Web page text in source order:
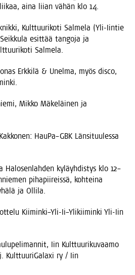
aina lii­an vähän klo 14.
Kult­tuu­ri­ko­ti Sal­me­la (Yli-Iin­tie
esit­tää tan­go­ja ja
Salmela.
Erk­ki­lä & Unel­ma, myös disco,
Mik­ko Mäke­läi­nen ja
HauPa–GBK Län­si­tuu­les­sa
Halo­sen­lah­den kyläyh­dis­tys klo 12–
piha­pii­reis­sä, koh­tei­na
ja Ollila.
Kiiminki–Yli-Ii–Ylikiiminki Yli-Iin
Iin Kult­tuu­ri­ku­vaa­mo
Kult­tuu­ri­Ga­laxi ry / Iin